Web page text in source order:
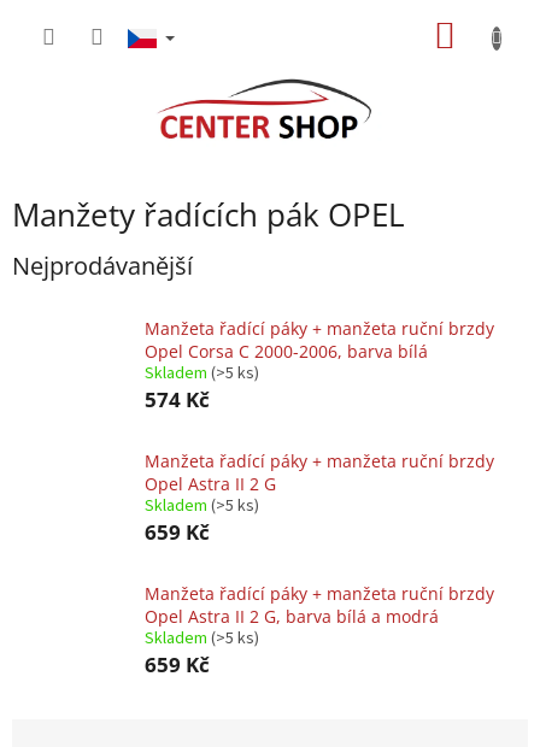
Manžety řadících pák OPEL
Nejprodávanější
Manžeta řadící páky + manžeta ruční brzdy
Opel Corsa C 2000-2006, barva bílá
Skladem (>5 ks)
574 Kč
Manžeta řadící páky + manžeta ruční brzdy
Opel Astra II 2 G
Skladem (>5 ks)
659 Kč
Manžeta řadící páky + manžeta ruční brzdy
Opel Astra II 2 G, barva bílá a modrá
Skladem (>5 ks)
659 Kč